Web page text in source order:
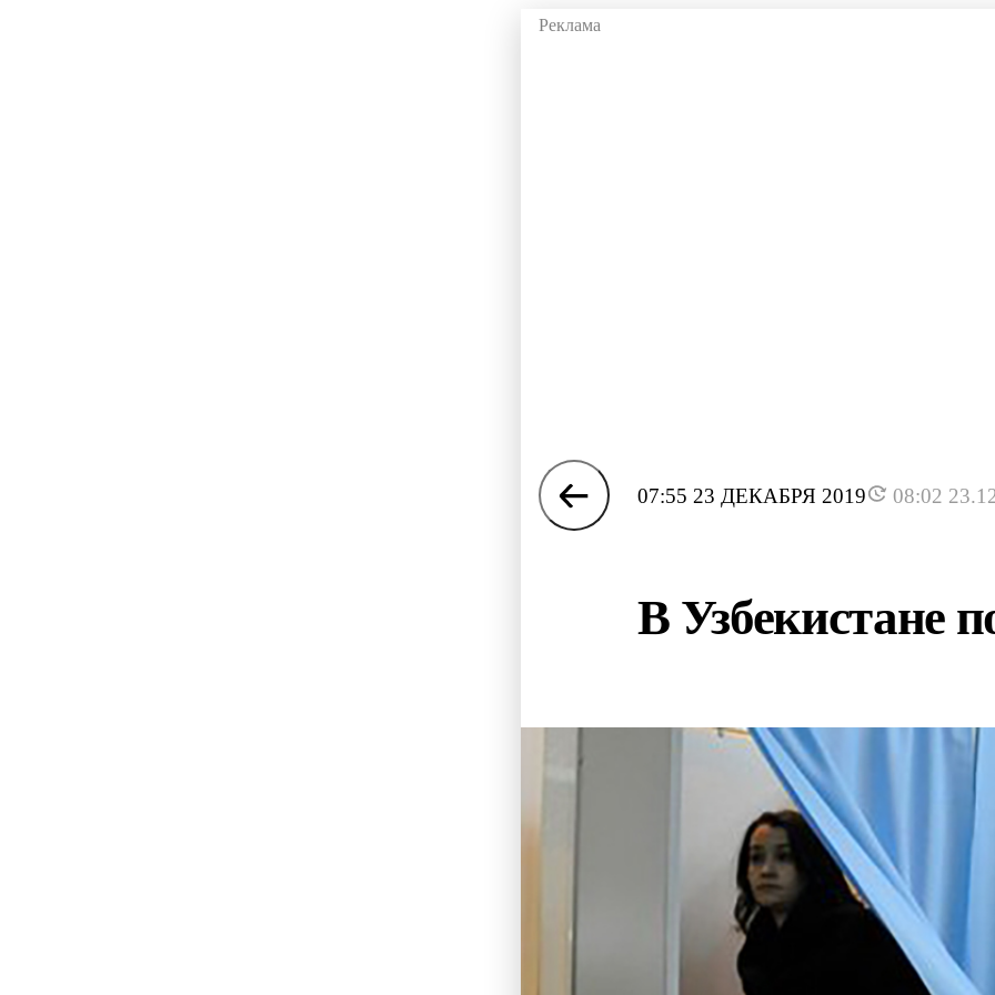
07:55 23 ДЕКАБРЯ 2019 08:02
В Узбекистане